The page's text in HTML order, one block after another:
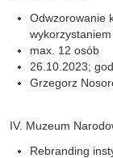
Odwzorowanie
max. 12 osób
26.10.2023;
Grzegorz
IV. Muzeum
Rebranding